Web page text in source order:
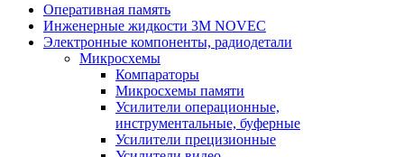
Оперативная память
Инженерные жидкости 3M NOVEC
Электронные компоненты, радиодетали
Микросхемы
Компараторы
Микросхемы памяти
Усилители операционные,
инструментальные, буферные
Усилители прецизионные